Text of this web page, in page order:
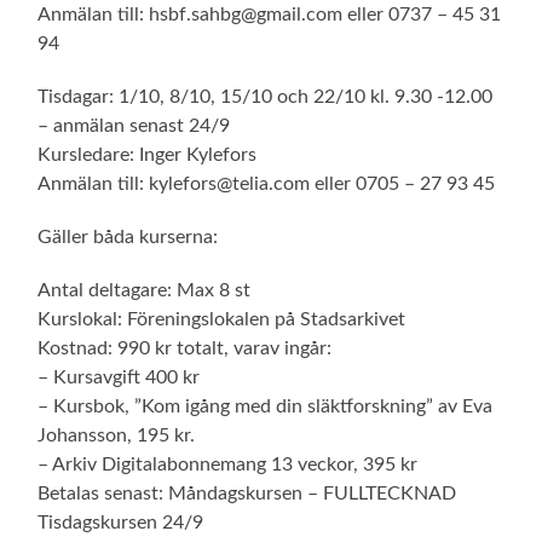
Anmälan till: hsbf.sahbg@gmail.com eller 0737 – 45 31
94
Tisdagar: 1/10, 8/10, 15/10 och 22/10 kl. 9.30 -12.00
– anmälan senast 24/9
Kursledare: Inger Kylefors
Anmälan till: kylefors@telia.com eller 0705 – 27 93 45
Gäller båda kurserna:
Antal deltagare: Max 8 st
Kurslokal: Föreningslokalen på Stadsarkivet
Kostnad: 990 kr totalt, varav ingår:
– Kursavgift 400 kr
– Kursbok, ”Kom igång med din släktforskning” av Eva
Johansson, 195 kr.
– Arkiv Digitalabonnemang 13 veckor, 395 kr
Betalas senast: Måndagskursen – FULLTECKNAD
Tisdagskursen 24/9